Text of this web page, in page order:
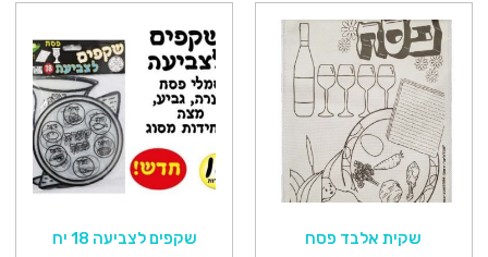
שקית אלבד פסח שקפים לצביעה 18 יח